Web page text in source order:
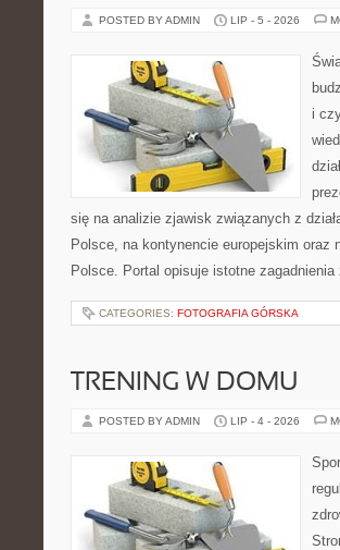
POSTED BY ADMIN LIP - 5 - 2026
i
się na analizie zjawisk związanych z
Polsce, na kontynencie europejskim
Polsce. Portal opisuje istotne
CATEGORIES: FOTOGRAFIA GÓRSKA
TRENING W DOMU
POSTED BY ADMIN LIP - 4 - 2026